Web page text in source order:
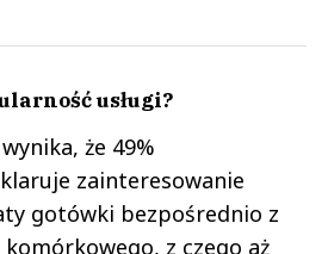
usługi?
że 49%
zainteresowanie
gotówki bezpośrednio z
z czego aż